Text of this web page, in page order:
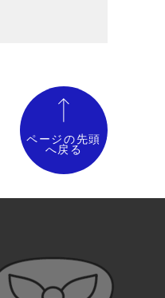
ページの先頭
へ戻る